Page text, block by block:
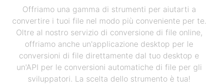
Offriamo una gamma di strumenti per aiutarti a
convertire i tuoi file nel modo più conveniente per te.
Oltre al nostro servizio di conversione di file online,
offriamo anche un'applicazione desktop per le
conversioni di file direttamente dal tuo desktop e
un'API per le conversioni automatiche di file per gli
sviluppatori. La scelta dello strumento è tua!